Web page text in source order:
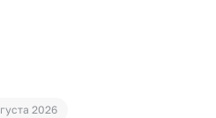
2026